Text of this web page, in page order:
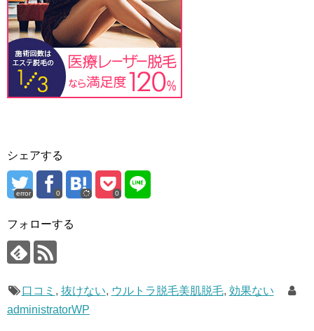
シェアする
error 0 0
フォローする
口コミ , 抜けない, ウルトラ脱毛美肌脱毛, 効果ない
administratorWP